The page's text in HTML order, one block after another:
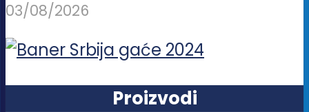
03/08/2026
Proizvodi